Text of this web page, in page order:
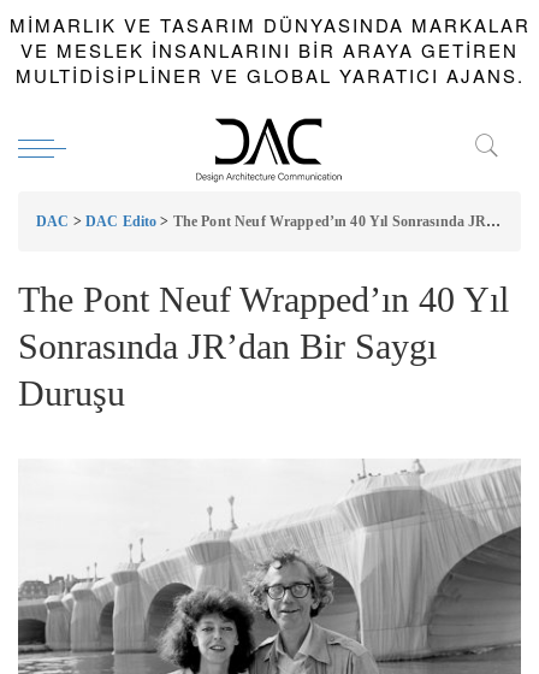
MIMARLIK VE TASARIM DÜNYASINDA MARKALAR
VE MESLEK INSANLARINI BIR ARAYA GETIREN
MULTIDISIPLINER VE GLOBAL YARATICI AJANS.
DAC > DAC Edito > The Pont Neuf Wrapped’ın 40 Yıl Sonrasında JR’dan Bir Saygı Duruşu
The Pont Neuf Wrapped’ın 40 Yıl
Sonrasında JR’dan Bir Saygı
Duruşu